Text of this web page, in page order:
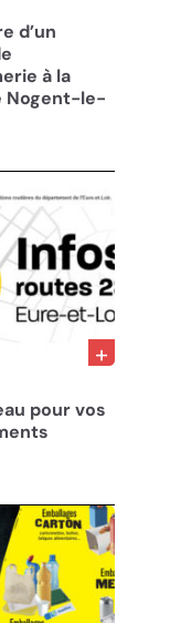
d’un
à la
Nogent-le-
pour vos